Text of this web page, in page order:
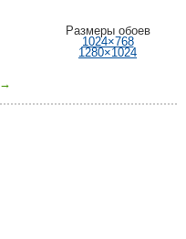
Размеры обоев
1024×768
1280×1024
→